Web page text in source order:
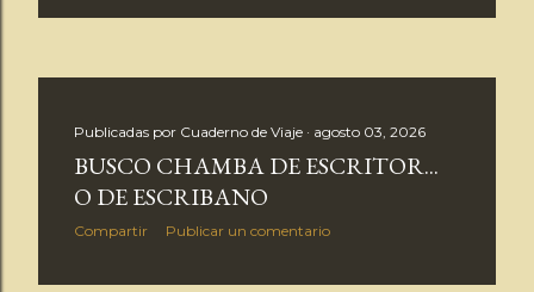
Publicadas por Cuaderno de Viaje agosto 03, 2026
BUSCO CHAMBA DE ESCRITOR...
O DE ESCRIBANO
Compartir Publicar un comentario